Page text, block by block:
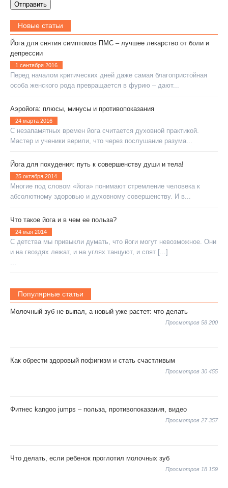
Новые статьи
Йога для снятия симптомов ПМС – лучшее лекарство от боли и
депрессии
1 сентября 2016
Перед началом критических дней даже самая благопристойная
особа женского рода превращается в фурию – дают...
Аэройога: плюсы, минусы и противопоказания
24 марта 2016
С незапамятных времен йога считается духовной практикой.
Мастер и ученики верили, что через послушание разума...
Йога для похудения: путь к совершенству души и тела!
25 октября 2014
Многие под словом «йога» понимают стремление человека к
абсолютному здоровью и духовному совершенству. И в...
Что такое йога и в чем ее польза?
24 мая 2014
С детства мы привыкли думать, что йоги могут невозможное. Они
и на гвоздях лежат, и на углях танцуют, и спят [...]
...
Популярные статьи
Молочный зуб не выпал, а новый уже растет: что делать
Просмотров 58 200
Как обрести здоровый пофигизм и стать счастливым
Просмотров 30 455
Фитнес kangoo jumps – польза, противопоказания, видео
Просмотров 27 357
Что делать, если ребенок проглотил молочных зуб
Просмотров 18 159